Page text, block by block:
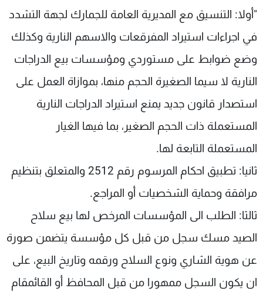
"أولا: التنسيق مع المديرية العامة للجمارك لجهة التشدد
في اجراءات استيراد المفرقعات والاسهم النارية وكذلك
وضع ضوابط على مستوردي ومؤسسات بيع الدراجات
النارية لا سيما الصغيرة الحجم منها، بموازاة العمل على
استصدار قانون جديد يمنع استيراد الدراجات النارية
المستعملة ذات الحجم الصغير، بما فيها الغيار
المستعملة التابعة لها.
ثانيا: تطبيق احكام المرسوم رقم 2512 والمتعلق بتنظيم
مرافقة وحماية الشخصيات أو المراجع.
ثالثا: الطلب الى المؤسسات المرخص لها بيع سلاح
الصيد مسك سجل من قبل كل مؤسسة يتضمن صورة
عن هوية الشاري ونوع السلاح ورقمه وتاريخ البيع، على
ان يكون السجل ممهورا من قبل المحافظ أو القائمقام
الإنـتـاج
تواصل معنا
سياسة الخصوصية